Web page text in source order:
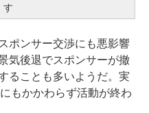
す
ポンサー交渉にも悪影響
気後退でスポンサーが撤
ることも多いようだ。実
もかかわらず活動が終わ